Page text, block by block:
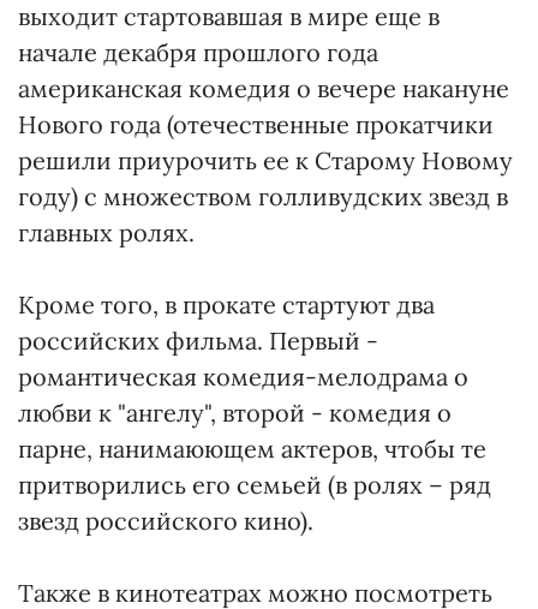
выходит стартовавшая в мире еще в
начале декабря прошлого года
американская комедия о вечере накануне
Нового года (отечественные прокатчики
решили приурочить ее к Старому Новому
году) с множеством голливудских звезд в
главных ролях.
Кроме того, в прокате стартуют два
российских фильма. Первый -
романтическая комедия-мелодрама о
любви к "ангелу", второй - комедия о
парне, нанимаюющем актеров, чтобы те
притворились его семьей (в ролях – ряд
звезд российского кино).
Также в кинотеатрах можно посмотреть